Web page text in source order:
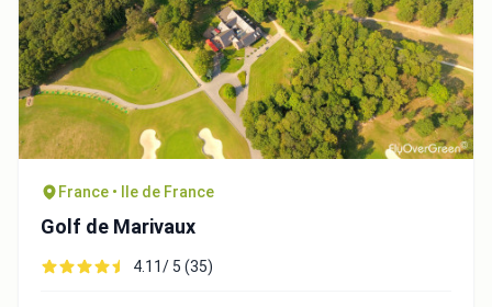
France • Ile de France
Golf de Marivaux
4.11/ 5 (35)